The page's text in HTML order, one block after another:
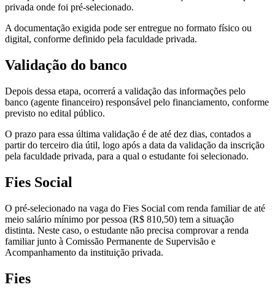
privada onde foi pré-selecionado.
A documentação exigida pode ser entregue no formato físico ou
digital, conforme definido pela faculdade privada.
Validação do banco
Depois dessa etapa, ocorrerá a validação das informações pelo
banco (agente financeiro) responsável pelo financiamento, conforme
previsto no edital público.
O prazo para essa última validação é de até dez dias, contados a
partir do terceiro dia útil, logo após a data da validação da inscrição
pela faculdade privada, para a qual o estudante foi selecionado.
Fies Social
O pré-selecionado na vaga do Fies Social com renda familiar de até
meio salário mínimo por pessoa (R$ 810,50) tem a situação
distinta. Neste caso, o estudante não precisa comprovar a renda
familiar junto à Comissão Permanente de Supervisão e
Acompanhamento da instituição privada.
Fies